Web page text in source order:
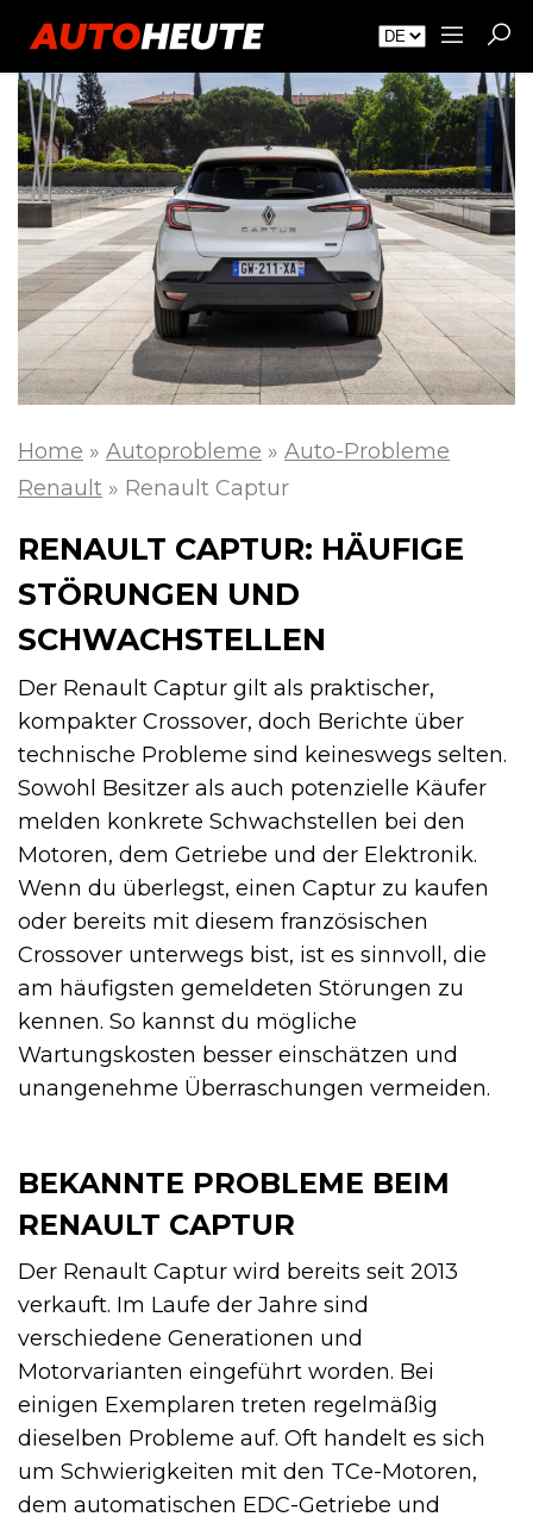
Home » Autoprobleme » Auto-Probleme
Renault » Renault Captur
RENAULT CAPTUR: HÄUFIGE
STÖRUNGEN UND
SCHWACHSTELLEN
Der Renault Captur gilt als praktischer,
kompakter Crossover, doch Berichte über
technische Probleme sind keineswegs selten.
Sowohl Besitzer als auch potenzielle Käufer
melden konkrete Schwachstellen bei den
Motoren, dem Getriebe und der Elektronik.
Wenn du überlegst, einen Captur zu kaufen
oder bereits mit diesem französischen
Crossover unterwegs bist, ist es sinnvoll, die
am häufigsten gemeldeten Störungen zu
kennen. So kannst du mögliche
Wartungskosten besser einschätzen und
unangenehme Überraschungen vermeiden.
BEKANNTE PROBLEME BEIM
RENAULT CAPTUR
Der Renault Captur wird bereits seit 2013
verkauft. Im Laufe der Jahre sind
verschiedene Generationen und
Motorvarianten eingeführt worden. Bei
einigen Exemplaren treten regelmäßig
dieselben Probleme auf. Oft handelt es sich
um Schwierigkeiten mit den TCe-Motoren,
dem automatischen EDC-Getriebe und